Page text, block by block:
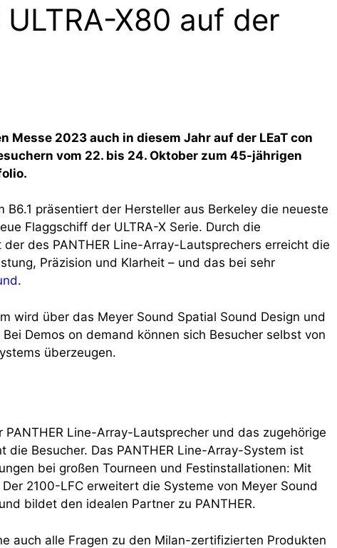
X80 auf der
Messe 2023 auch in diesem Jahr auf der LEaT con
vom 22. bis 24. Oktober zum 45-jährigen
B6.1 präsentiert der Hersteller aus Berkeley die neueste
Flaggschiff der ULTRA-X Serie. Durch die
des PANTHER Line-Array-Lautsprechers erreicht die
Präzision und Klarheit – und das bei sehr
.
wird über das Meyer Sound Spatial Sound Design und
Demos on demand können sich Besucher selbst von
überzeugen.
Line-Array-Lautsprecher und das zugehörige
die Besucher. Das PANTHER Line-Array-System ist
bei großen Tourneen und Festinstallationen: Mit
2100-LFC erweitert die Systeme von Meyer Sound
bildet den idealen Partner zu PANTHER.
auch alle Fragen zu den Milan-zertifizierten Produkten